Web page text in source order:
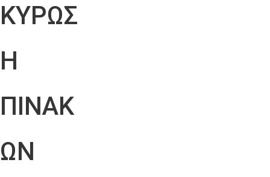
ΚΥΡΩΣ
Η
ΠΙΝΑΚ
ΩΝ